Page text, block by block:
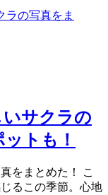
サクラの
トも！
をまとめた！ こ
るこの季節。心地